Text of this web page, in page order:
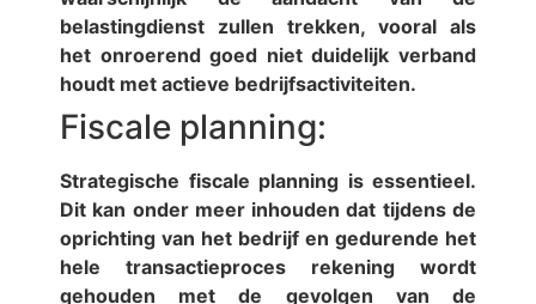
belastingdienst zullen trekken, vooral als
het onroerend goed niet duidelijk verband
houdt met actieve bedrijfsactiviteiten.
Fiscale planning:
Strategische fiscale planning is essentieel.
Dit kan onder meer inhouden dat tijdens de
oprichting van het bedrijf en gedurende het
hele transactieproces rekening wordt
gehouden met de gevolgen van de